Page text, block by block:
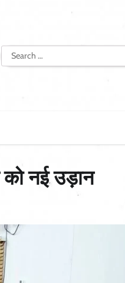
Search
for:
नई उड़ान